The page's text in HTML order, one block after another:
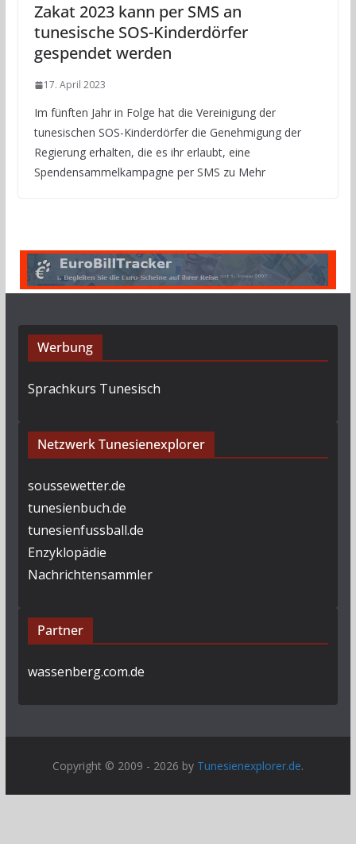
Zakat 2023 kann per SMS an
tunesische SOS-Kinderdörfer
gespendet werden
17. April 2023
Im fünften Jahr in Folge hat die Vereinigung der
tunesischen SOS-Kinderdörfer die Genehmigung der
Regierung erhalten, die es ihr erlaubt, eine
Spendensammelkampagne per SMS zu Mehr
Werbung
Sprachkurs Tunesisch
Netzwerk Tunesienexplorer
soussewetter.de
tunesienbuch.de
tunesienfussball.de
Enzyklopädie
Nachrichtensammler
Partner
wassenberg.com.de
Copyright © 2009 - 2026 by Tunesienexplorer.de.